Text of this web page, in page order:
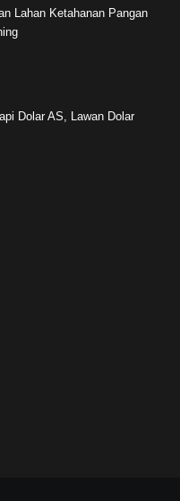
Lahan Ketahanan Pangan
Dolar AS, Lawan Dolar